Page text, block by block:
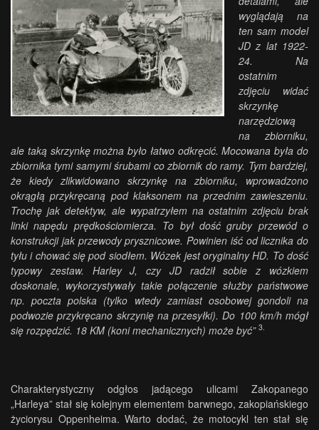
wyglądają na
ten sam model
JD z lat 1922-
24. Na
ostatnim
zdjęciu widać
skrzynkę
narzędziową
na zbiorniku,
ale taką skrzynkę można było łatwo odkręcić. Mocowana była do
zbiornika tymi samymi śrubami co zbiornik do ramy. Tym bardziej,
że kiedy zlikwidowano skrzynkę na zbiorniku, wprowadzono
okrągłą przykręcaną pod klaksonem na przednim zawieszeniu.
Trochę jak detektyw, ale wypatrzyłem na ostatnim zdjęciu brak
linki napędu prędkościomierza. To był dość gruby przewód o
konstrukcji jak przewody prysznicowe. Powinien iść od licznika do
tyłu i chować się pod siodłem. Wózek jest oryginalny HD. To dość
typowy zestaw. Harley J, czy JD radził sobie z wózkiem
doskonale, wykorzystywały takie połączenie służby państwowe
np. poczta polska (tylko wtedy zamiast osobowej gondoli na
podwozie przykręcano skrzynię na przesyłki). Do 100 km/h mógł
się rozpędzić. 18 KM (koni mechanicznych) może być” 3.
Charakterystyczny odgłos jadącego ulicami Zakopanego
„Harleya” stał się kolejnym elementem barwnego, zakopiańskiego
życiorysu Oppenheima. Warto dodać, że motocykl ten stał się